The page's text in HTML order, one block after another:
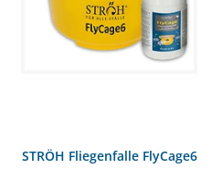
STRÖH Fliegenfalle FlyCage6